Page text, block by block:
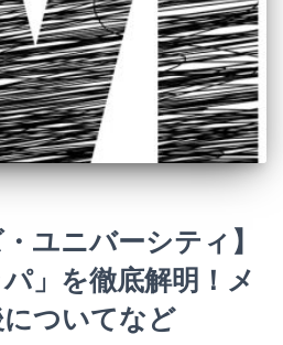
ユニバーシティ】
」を徹底解明！メ
ついてなど